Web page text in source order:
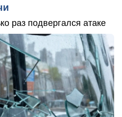
раз подвергался атаке